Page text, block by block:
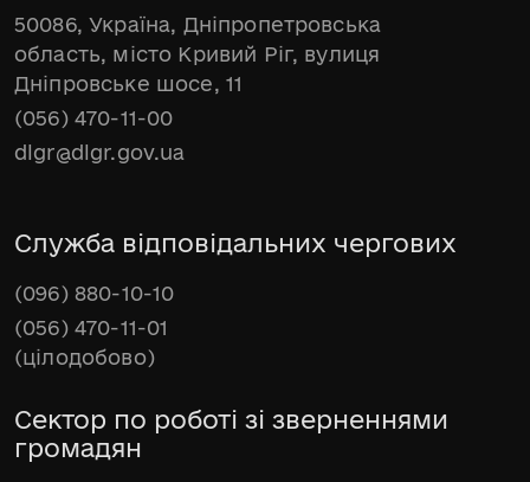
50086, Україна, Дніпропетровська
область, місто Кривий Ріг, вулиця
Дніпровське шосе, 11
(056) 470-11-00
dlgr@dlgr.gov.ua
Служба відповідальних чергових
(096) 880-10-10
(056) 470-11-01
(цілодобово)
Сектор по роботі зі зверненнями
громадян